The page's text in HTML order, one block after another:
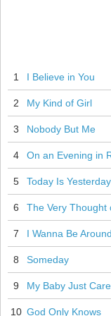
1 I Believe in You
2 My Kind of Girl
3 Nobody But Me
4 On an Evening in
5 Today Is
6 The Very Thought
7 I Wanna Be Around
8 Someday
9 My Baby Just
10 God Only Knows